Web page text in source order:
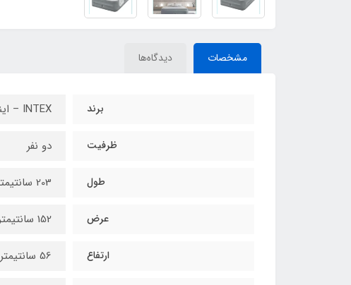
مشخصات دیدگاه‌ها
برند INTEX – اینتکس
ظرفیت دو نفر
طول 203 سانتیمتر
عرض 152 سانتیمتر
ارتفاع 56 سانتیمتر